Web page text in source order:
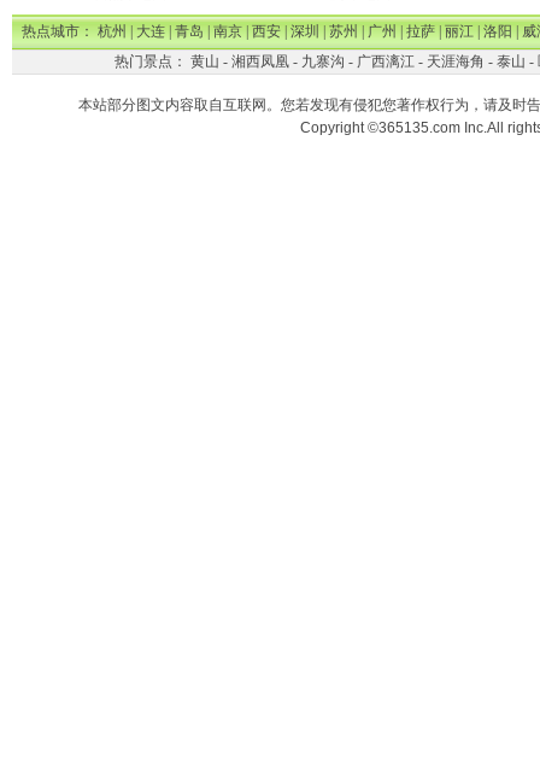
热点城市：杭州|大连|青岛|南京|西安|深圳|苏州|广州|拉萨|丽江|洛阳|威
热门景点： 黄山 - 湘西凤凰- 九寨沟 - 广西漓江- 天涯海角 - 泰山 -
本站部分图文内容取自互联网。您若发现有侵犯您著作权行为，请及时
Copyright ©365135.com Inc.All